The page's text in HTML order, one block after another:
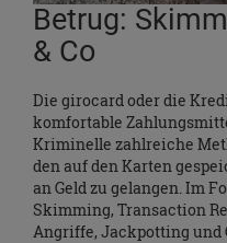
Betrug:
& Co
Die girocard oder die
komfortable
Kriminelle zahlreiche
den auf den Karten
an Geld zu gelangen. Im
Skimming, Transaction
Angriffe, Jackpotting und